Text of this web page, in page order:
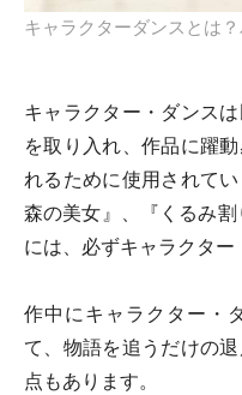
キャラクターダンスとは
キャラクター・ダンス
を取り入れ、作品に躍
れるために使用されて
森の美女』、『くるみ
には、必ずキャラクター
作中にキャラクター・
て、物語を追うだけの
点もあります。